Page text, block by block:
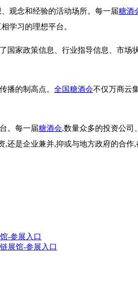
观念和经验的活动场所。每一届糖酒
学习的理想平台 。
国家政策信息、行业指导信息、市
播的制高点。 全国糖酒会不仅万商云
。每一届糖酒会,数量众多的投资公司
是企业兼并,抑或与地方政府的合作,
-参展入口
展馆-参展入口